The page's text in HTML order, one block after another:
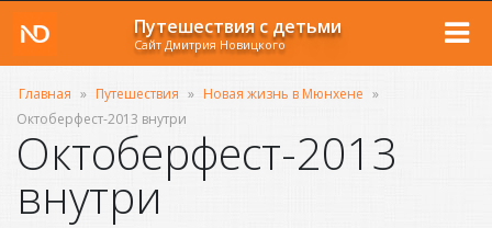
Путешествия с детьми
Сайт Дмитрия Новицкого
Главная » Путешествия » Новая жизнь в Мюнхене »
Октоберфест-2013 внутри
Октоберфест-2013
внутри